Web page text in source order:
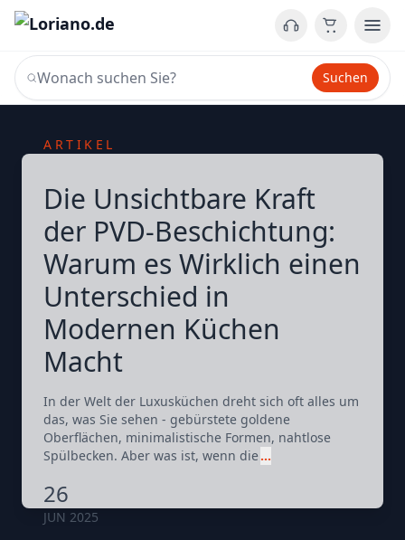
Suchen
ARTIKEL
Die Unsichtbare Kraft
der PVD-Beschichtung:
Warum es Wirklich einen
Unterschied in
Modernen Küchen
Macht
In der Welt der Luxusküchen dreht sich oft alles um
das, was Sie sehen - gebürstete goldene
Oberflächen, minimalistische Formen, nahtlose
Spülbecken. Aber was ist, wenn die…
26
JUN 2025